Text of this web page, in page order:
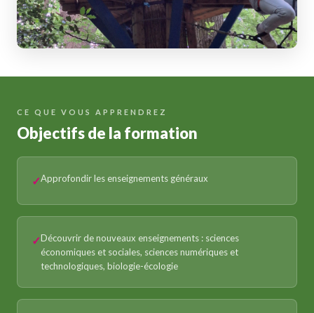
CE QUE VOUS APPRENDREZ
Objectifs de la formation
Approfondir les enseignements généraux
Découvrir de nouveaux enseignements : sciences
économiques et sociales, sciences numériques et
technologiques, biologie-écologie